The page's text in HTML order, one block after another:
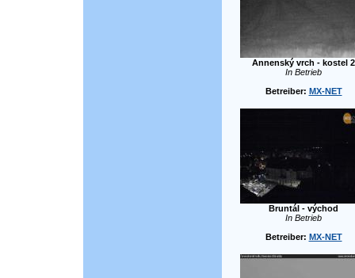
Annenský vrch - kostel 2
In Betrieb
Betreiber: MX-NET
Bruntál - východ
In Betrieb
Betreiber: MX-NET